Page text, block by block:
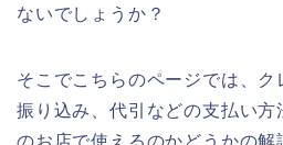
ないでしょうか？
そこでこちらのページでは、
振り込み、代引などの支払い
のお店で使えるのかどうかの解